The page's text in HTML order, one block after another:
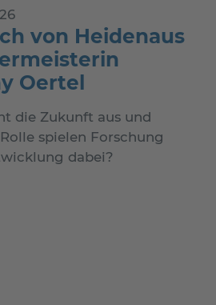
von Heidenaus
Oertel
die Zukunft aus und
spielen Forschung
dabei?